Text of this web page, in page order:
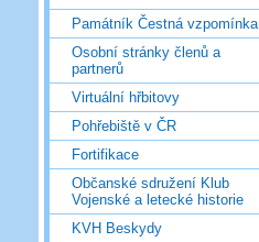
Památník Čestná vzpomínka
Osobní stránky členů a
partnerů
Virtuální hřbitovy
Pohřebiště v ČR
Fortifikace
Občanské sdružení Klub
Vojenské a letecké historie
KVH Beskydy